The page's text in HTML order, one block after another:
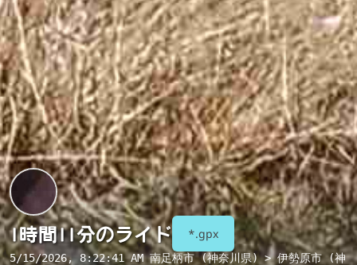
1時間11分のライド *.gpx
5/15/2026, 8:22:41 AM南足柄市 (神奈川県) > 伊勢原市 (神